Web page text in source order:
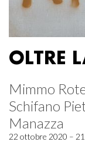
OLTRE
Mimmo
Schifano
Manazza
22 ottobre 2020 –